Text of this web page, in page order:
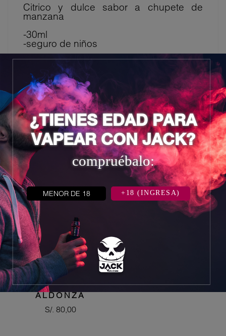
¿TIENES EDAD PARA
VAPEAR CON JACK?
compruébalo:
MENOR DE 18 +18 (INGRESA)
Citrico y dulce sabor a chupete de
manzana
-30ml
-seguro de niños
8 otros productos en la misma
categoría:
DON JUAN
ALDONZA
Precio
S/. 80,00
